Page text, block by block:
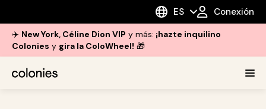
ES Conexión
✈️ New York, Céline Dion VIP y más: ¡hazte inquilino
Colonies y gira la ColoWheel! 🎁